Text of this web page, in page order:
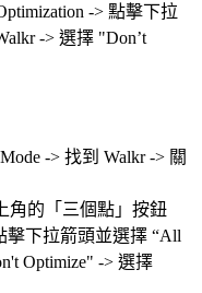
-> 點擊下拉
-> 選擇 "Don’t
-> 找到 Walkr -> 關
角的「三個點」按鈕
擊下拉箭頭並選擇 “All
Optimize" -> 選擇